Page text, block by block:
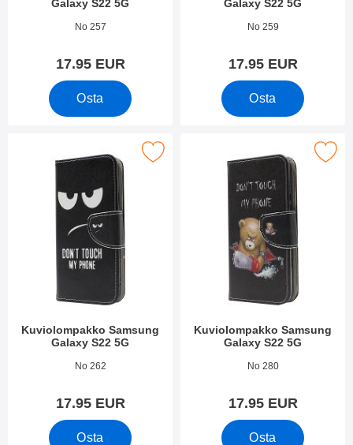
Galaxy S22 5G
Tuote.nro 43099
No 257
17.95 EUR
Osta
Galaxy S22 5G
Tuote.nro 43098
No 259
17.95 EUR
Osta
Kuviolompakko Samsung
Galaxy S22 5G
Tuote.nro 43097
No 262
17.95 EUR
Osta
kuviolompakko Samsung Galaxy S22 5G suosikiksi
Kuviolompakko Samsung
Galaxy S22 5G
Tuote.nro 43078
No 280
17.95 EUR
Osta
Merkitse kuviolompakko Samsung